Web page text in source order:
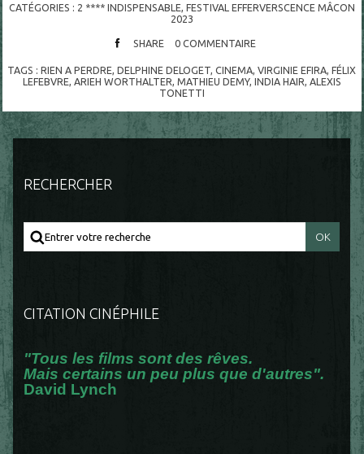
CATÉGORIES : 2 **** INDISPENSABLE, FESTIVAL EFFERVERSCENCE MÂCON
2023
SHARE 0 COMMENTAIRE
TAGS :RIEN A PERDRE ,DELPHINE DELOGET ,CINEMA ,VIRGINIE EFIRA ,FÉLIX
LEFEBVRE ARIEH WORTHALTER MATHIEU DEMY, INDIA HAIR ALEXIS
TONETTI
RECHERCHER
CITATION CINÉPHILE
"Tous les films sont des rêves.
Mais certains un peu plus que d'autres".
David Lynch